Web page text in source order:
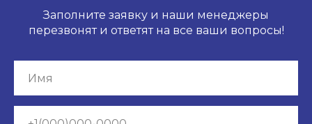
Заполните заявку и наши менеджеры
перезвонят и ответят на все ваши вопросы!